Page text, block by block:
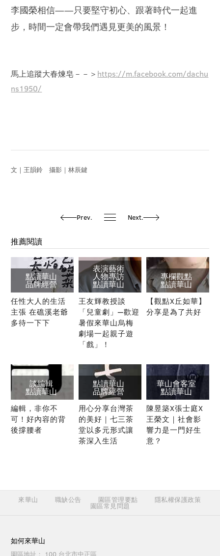
李國榮相信——只要堅守初心、跟著時代一起進
步，時間一定會帶我們遇見更美的風景！
馬上追蹤大春煉皂－－＞ https://m.facebook.com/dachu
ns1950/
文｜王韻鈴 攝影｜林辰鍵
Prev. Next.
推薦閱讀
點讀華山
品牌經營
任性大人的生活
主張 在礁溪老爺
多待一下下
表演藝術
人物專訪
點讀華山
王友輝教授談
「兒童劇」─歡迎
暑假來華山烏梅
劇場一起親子遊
「戲」！
專欄觀點
點讀華山
【觀點X丘如華】
分享是為了共好
談編輯
點讀華山
編輯，非你不
可！好內容的背
後撐腰者
點讀華山
品牌經營
用心分享台灣茶
的美好｜七三茶
堂以多元形式讓
茶深入生活
華山會客室
點讀華山
陳昱築X張士庭X
王榮文｜社會影
響力是一門好生
意？
來華山 職缺公告 園區管理要點 隱私權保護政策
園區常見問題
如何來華山
園區地址： 100 台北市中正區